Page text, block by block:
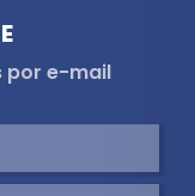
por e-mail